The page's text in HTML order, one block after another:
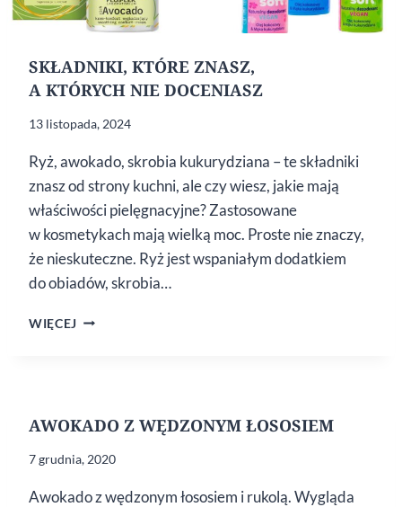
SKŁADNIKI, KTÓRE ZNASZ,
A KTÓRYCH NIE DOCENIASZ
13 listopada, 2024
Ryż, awokado, skrobia kukurydziana – te składniki
znasz od strony kuchni, ale czy wiesz, jakie mają
właściwości pielęgnacyjne? Zastosowane
w kosmetykach mają wielką moc. Proste nie znaczy,
że nieskuteczne. Ryż jest wspaniałym dodatkiem
do obiadów, skrobia…
WIĘCEJ SKŁADNIKI,
AWOKADO Z WĘDZONYM ŁOSOSIEM
7 grudnia, 2020
Awokado z wędzonym łososiem i rukolą. Wygląda